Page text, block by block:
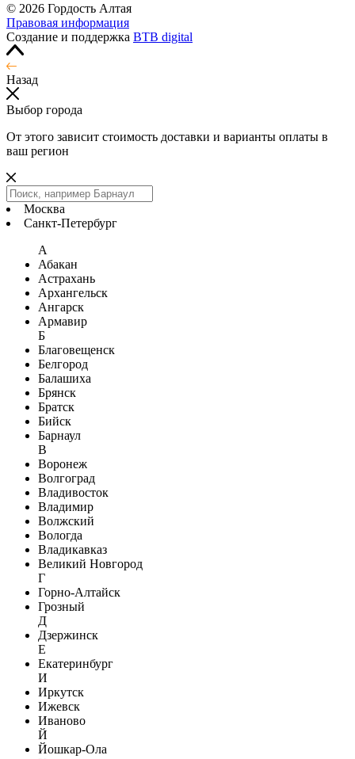
© 2026 Гордость Алтая
Правовая информация
Создание и поддержка BTB digital
Назад
Выбор города
От этого зависит стоимость доставки и варианты оплаты в
ваш регион
Москва
Санкт-Петербург
А
Абакан
Астрахань
Архангельск
Ангарск
Армавир
Б
Благовещенск
Белгород
Балашиха
Брянск
Братск
Бийск
Барнаул
В
Воронеж
Волгоград
Владивосток
Владимир
Волжский
Вологда
Владикавказ
Великий Новгород
Г
Горно-Алтайск
Грозный
Д
Дзержинск
Е
Екатеринбург
И
Иркутск
Ижевск
Иваново
Й
Йошкар-Ола